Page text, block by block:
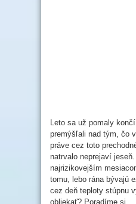
Leto sa už pomaly
premýšľali nad tým, čo
práve cez toto
natrvalo neprejaví
najrizikovejším
tomu, lebo rána bývajú
cez deň teploty stúpnu
obliekať? Poradíme si.